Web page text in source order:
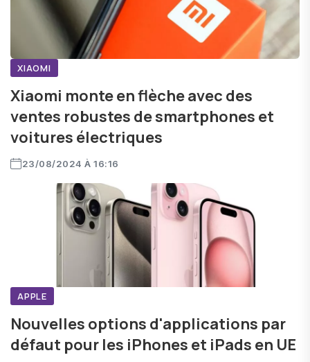
XIAOMI
Xiaomi monte en flèche avec des
ventes robustes de smartphones et
voitures électriques
23/08/2024 À 16:16
APPLE
Nouvelles options d'applications par
défaut pour les iPhones et iPads en UE